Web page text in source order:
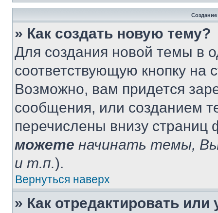
» Как создать новую тему?
Для создания новой темы в
соответствующую кнопку
Возможно, вам придется
сообщения, или созданием
перечислены внизу
можете начинать темы,
и т.п.).
Вернуться наверх
» Как отредактировать